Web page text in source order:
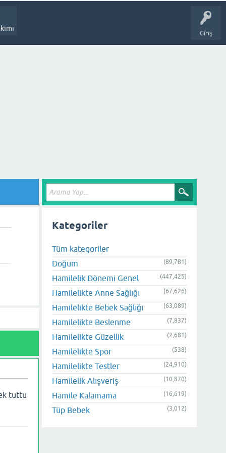
Giriş
tuttu
Kategoriler
Tüm kategoriler
Doğum
(89,781)
Hamilelik Dönemi Genel (447,425)
Hamilelikte Anne Sağlığı (67,626)
Hamilelikte Bebek Sağlığı (63,089)
Hamilelikte Beslenme (7,837)
Hamilelikte Güzellik (2,681)
Hamilelikte Spor (538)
Hamilelikte Testler (24,910)
Hamilelik Alışveriş (10,870)
Hamile Kalamama (16,619)
Tüp Bebek (3,012)